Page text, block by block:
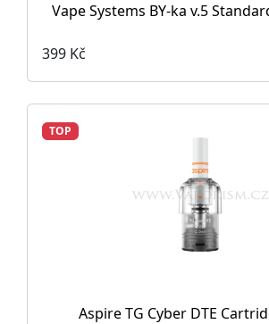
Vape Systems BY-ka v.5
399 Kč
TOP
Aspire TG Cyber DTE